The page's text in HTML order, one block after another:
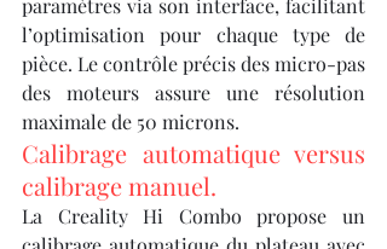
paramètres via son interface, facilitant
l’optimisation pour chaque type de
pièce. Le contrôle précis des micro-pas
des moteurs assure une résolution
maximale de 50 microns.
Calibrage automatique versus
calibrage manuel.
La Creality Hi Combo propose un